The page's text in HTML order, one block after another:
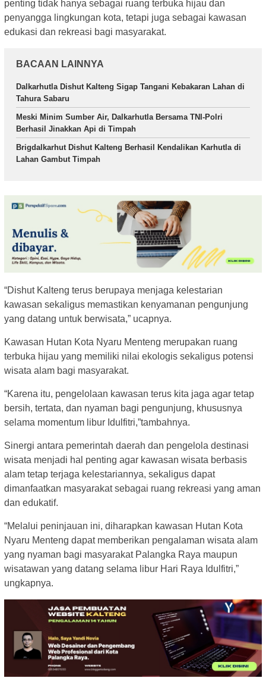
penting tidak hanya sebagai ruang terbuka hijau dan
penyangga lingkungan kota, tetapi juga sebagai kawasan
edukasi dan rekreasi bagi masyarakat.
BACAAN LAINNYA
Dalkarhutla Dishut Kalteng Sigap Tangani Kebakaran Lahan di
Tahura Sabaru
Meski Minim Sumber Air, Dalkarhutla Bersama TNI-Polri
Berhasil Jinakkan Api di Timpah
Brigdalkarhut Dishut Kalteng Berhasil Kendalikan Karhutla di
Lahan Gambut Timpah
“Dishut Kalteng terus berupaya menjaga kelestarian
kawasan sekaligus memastikan kenyamanan pengunjung
yang datang untuk berwisata,” ucapnya.
Kawasan Hutan Kota Nyaru Menteng merupakan ruang
terbuka hijau yang memiliki nilai ekologis sekaligus potensi
wisata alam bagi masyarakat.
“Karena itu, pengelolaan kawasan terus kita jaga agar tetap
bersih, tertata, dan nyaman bagi pengunjung, khususnya
selama momentum libur Idulfitri,”tambahnya.
Sinergi antara pemerintah daerah dan pengelola destinasi
wisata menjadi hal penting agar kawasan wisata berbasis
alam tetap terjaga kelestariannya, sekaligus dapat
dimanfaatkan masyarakat sebagai ruang rekreasi yang aman
dan edukatif.
“Melalui peninjauan ini, diharapkan kawasan Hutan Kota
Nyaru Menteng dapat memberikan pengalaman wisata alam
yang nyaman bagi masyarakat Palangka Raya maupun
wisatawan yang datang selama libur Hari Raya Idulfitri,”
ungkapnya.